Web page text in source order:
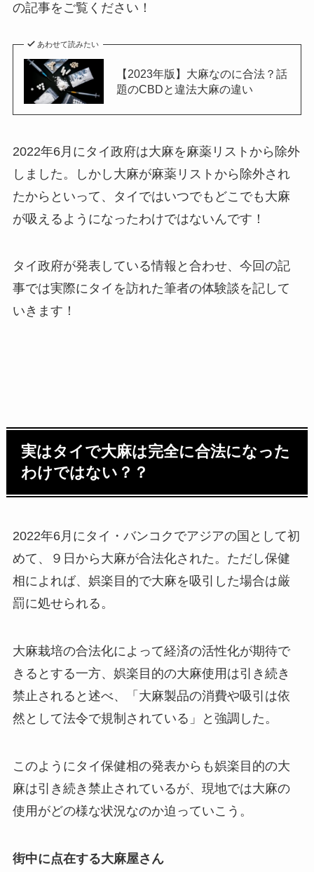
の記事をご覧ください！
あわせて読みたい
【2023年版】大麻なのに合法？話
題のCBDと違法大麻の違い
2022年6月にタイ政府は大麻を麻薬リストから除外
しました。しかし大麻が麻薬リストから除外され
たからといって、タイではいつでもどこでも大麻
が吸えるようになったわけではないんです！
タイ政府が発表している情報と合わせ、今回の記
事では実際にタイを訪れた筆者の体験談を記して
いきます！
実はタイで大麻は完全に合法になった
わけではない？？
2022年6月にタイ・バンコクでアジアの国として初
めて、９日から大麻が合法化された。ただし保健
相によれば、娯楽目的で大麻を吸引した場合は厳
罰に処せられる。
大麻栽培の合法化によって経済の活性化が期待で
きるとする一方、娯楽目的の大麻使用は引き続き
禁止されると述べ、「大麻製品の消費や吸引は依
然として法令で規制されている」と強調した。
このようにタイ保健相の発表からも娯楽目的の大
麻は引き続き禁止されているが、現地では大麻の
使用がどの様な状況なのか迫っていこう。
街中に点在する大麻屋さん